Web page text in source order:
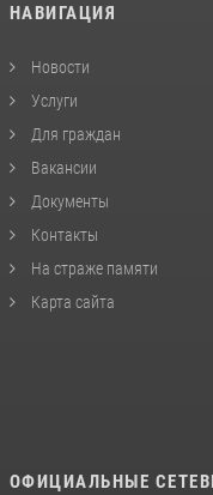
НАВИГАЦИЯ
Новости
Услуги
Для граждан
Вакансии
Документы
Контакты
На страже памяти
Карта сайта
ОФИЦИАЛЬНЫЕ